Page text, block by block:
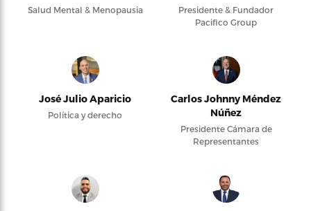
Salud Mental & Menopausia
Presidente & Fundador
Pacifico Group
José Julio Aparicio
Política y derecho
Carlos Johnny Méndez
Núñez
Presidente Cámara de
Representantes